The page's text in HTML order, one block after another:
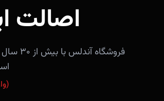
اصالت